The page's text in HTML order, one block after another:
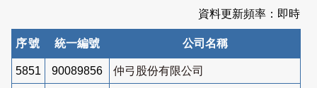
資料更新頻率：即時
序號 統一編號 公司名稱
5851 90089856 仲弓股份有限公司